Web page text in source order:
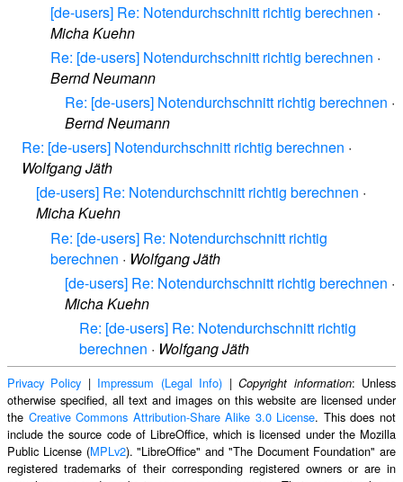
[de-users] Re: Notendurchschnitt richtig berechnen ·
Micha Kuehn
Re: [de-users] Notendurchschnitt richtig berechnen ·
Bernd Neumann
Re: [de-users] Notendurchschnitt richtig berechnen ·
Bernd Neumann
Re: [de-users] Notendurchschnitt richtig berechnen ·
Wolfgang Jäth
[de-users] Re: Notendurchschnitt richtig berechnen ·
Micha Kuehn
Re: [de-users] Re: Notendurchschnitt richtig
berechnen · Wolfgang Jäth
[de-users] Re: Notendurchschnitt richtig berechnen ·
Micha Kuehn
Re: [de-users] Re: Notendurchschnitt richtig
berechnen · Wolfgang Jäth
Privacy Policy | Impressum (Legal Info) |Copyright information: Unless
otherwise specified, all text and images on this website are licensed under
the Creative Commons Attribution-Share Alike 3.0 License. This does not
include the source code of LibreOffice, which is licensed under the Mozilla
Public License (MPLv2). "LibreOffice" and "The Document Foundation" are
registered trademarks of their corresponding registered owners or are in